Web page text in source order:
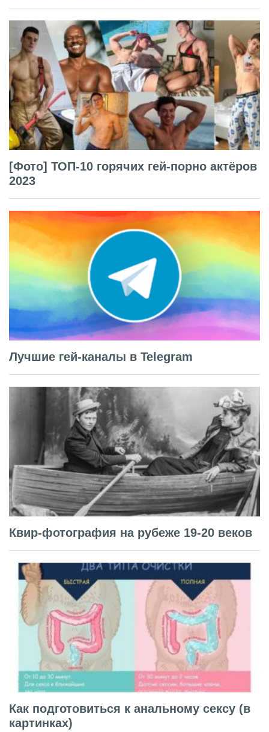
[Фото] ТОП-10 горячих гей-порно актёров
2023
Лучшие гей-каналы в Telegram
Квир-фотография на рубеже 19-20 веков
Как подготовиться к анальному сексу (в
картинках)